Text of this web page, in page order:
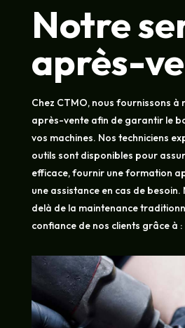
Notre
après-
Chez CTMO, nous fournissons à
après-vente afin de garantir le
vos machines. Nos techniciens
outils sont disponibles pour
efficace, fournir une formation
une assistance en cas de
delà de la maintenance
confiance de nos clients grâce à :